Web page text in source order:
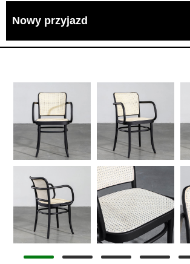
Nowy przyjazd